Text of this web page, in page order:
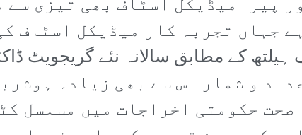
پیرامیڈیکل اسٹاف بھی تیزی
و شمار اس سے بھی زیادہ
صحت حکومتی اخراجات میں مسلسل